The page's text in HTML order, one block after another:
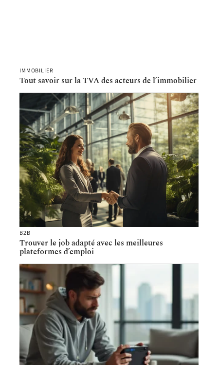
IMMOBILIER
Tout savoir sur la TVA des acteurs de l’immobilier
B2B
Trouver le job adapté avec les meilleures
plateformes d’emploi